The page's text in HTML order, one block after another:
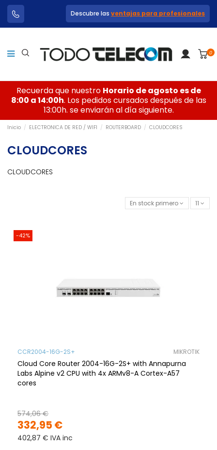
Descubre las ventajas para profesionales
0
Recuerda que nuestro Horario de agosto es de
8:00 a 14:00h. Los pedidos cursados después de las
13:00h. se enviarán al día siguiente.
Inicio ELECTRONICA DE RED / WIFI ROUTERBOARD CLOUDCORES
CLOUDCORES
CLOUDCORES
En stock primero 11
-42%
CCR2004-16G-2S+ MIKROTIK
Cloud Core Router 2004-16G-2S+ with Annapurna
Labs Alpine v2 CPU with 4x ARMv8-A Cortex-A57
cores
332,95 €
574,06 €
402,87 € IVA inc